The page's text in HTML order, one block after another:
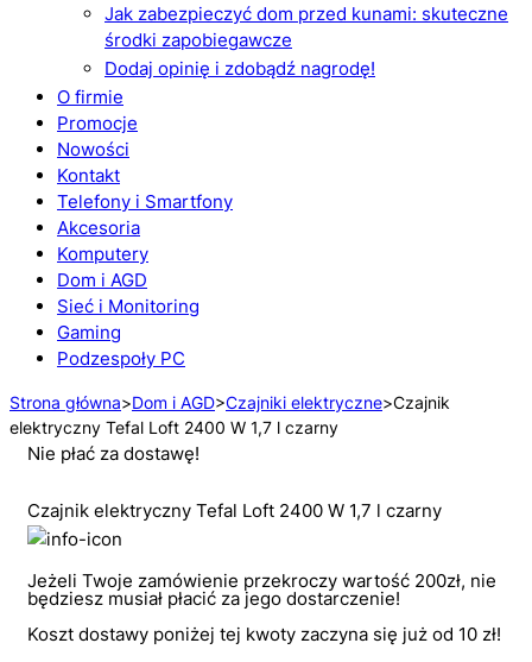
Jak zabezpieczyć dom przed kunami: skuteczne
środki zapobiegawcze
Dodaj opinię i zdobądź nagrodę!
O firmie
Promocje
Nowości
Kontakt
Telefony i Smartfony
Akcesoria
Komputery
Dom i AGD
Sieć i Monitoring
Gaming
Podzespoły PC
Strona główna>Dom i AGD>Czajniki elektryczne>Czajnik
elektryczny Tefal Loft 2400 W 1,7 l czarny
Nie płać za dostawę!
Czajnik elektryczny Tefal Loft 2400 W 1,7 l czarny
Jeżeli Twoje zamówienie przekroczy wartość 200zł, nie
będziesz musiał płacić za jego dostarczenie!
Koszt dostawy poniżej tej kwoty zaczyna się już od 10 zł!